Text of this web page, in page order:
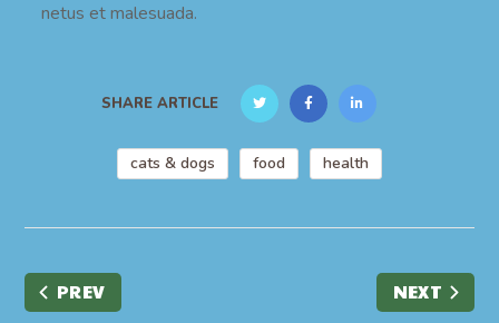
netus et malesuada.
SHARE ARTICLE
cats & dogs food health
PREV NEXT